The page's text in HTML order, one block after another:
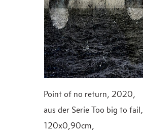
Point of no return, 2020,
aus der Serie Too big to fail,
120x0,90cm,